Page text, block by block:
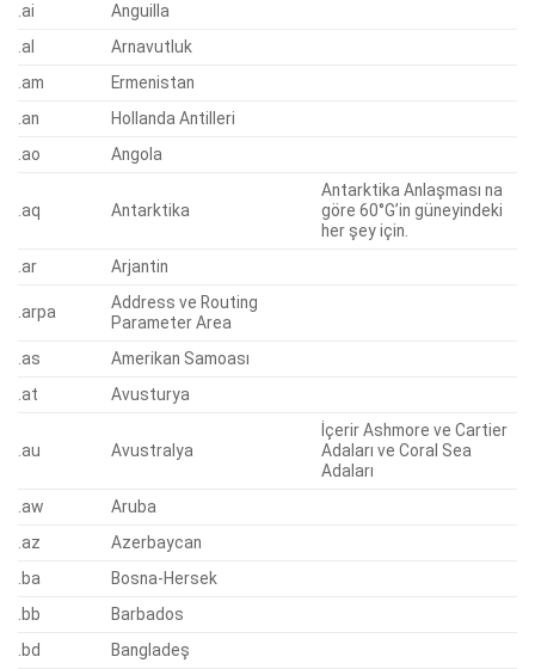
.ai
Anguilla
.al
Arnavutluk
.am
Ermenistan
.an
Hollanda Antilleri
.ao
Angola
.aq Antarktika
Antarktika Anlaşması na
göre 60°G’in güneyindeki
her şey için.
.ar
Arjantin
.arpa
Address ve Routing
Parameter Area
.as
Amerikan Samoası
.at
Avusturya
.au Avustralya
İçerir Ashmore ve Cartier
Adaları ve Coral Sea
Adaları
.aw
Aruba
.az
Azerbaycan
.ba
Bosna-Hersek
.bb
Barbados
.bd
Bangladeş